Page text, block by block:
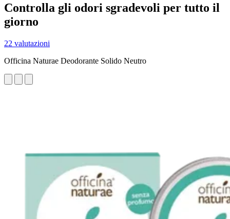
Controlla gli odori sgradevoli per tutto il
giorno
22 valutazioni
Officina Naturae Deodorante Solido Neutro